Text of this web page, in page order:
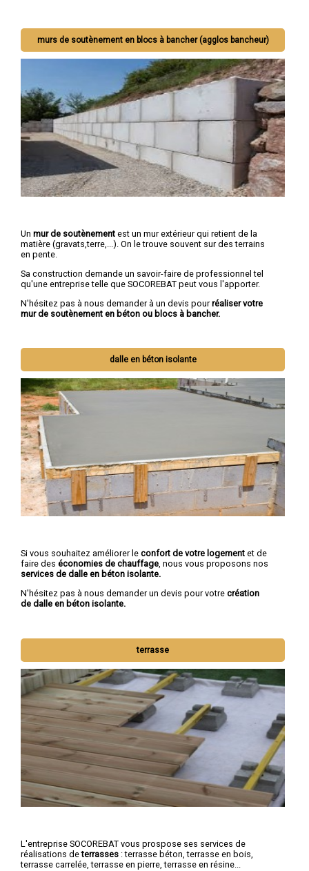
murs de soutènement en blocs à bancher (agglos bancheur)
Un mur de soutènement est un mur extérieur qui retient de la
matière (gravats,terre,...). On le trouve souvent sur des terrains
en pente.
Sa construction demande un savoir-faire de professionnel tel
qu'une entreprise telle que SOCOREBAT peut vous l'apporter.
N'hésitez pas à nous demander à un devis pourréaliser votre
mur de soutènement en béton ou blocs à bancher.
dalle en béton isolante
Si vous souhaitez améliorer le confort de votre logement et de
faire des économies de chauffage, nous vous proposons nos
services de dalle en béton isolante.
N'hésitez pas à nous demander un devis pour votre création
de dalle en béton isolante.
terrasse
L'entreprise SOCOREBAT vous prospose ses services de
réalisations deterrasses : terrasse béton, terrasse en bois,
terrasse carrelée, terrasse en pierre, terrasse en résine...